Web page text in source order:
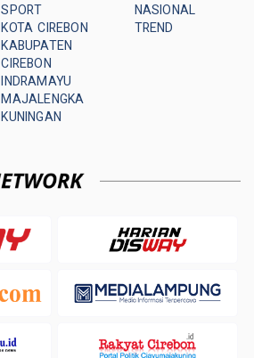
SPORT
KOTA CIREBON
KABUPATEN
CIREBON
INDRAMAYU
MAJALENGKA
KUNINGAN
NASIONAL
TREND